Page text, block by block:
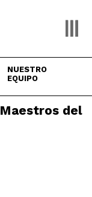
NUESTRO
EQUIPO
del